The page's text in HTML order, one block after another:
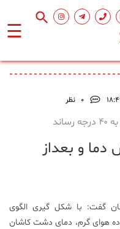
☰
0 نظر
دما و بعداز
گفت: با شکل گیری الگوی
هوای گرم، دمای دشت کاشان